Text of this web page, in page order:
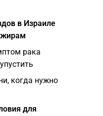
в Израиле
рака
когда нужно
для